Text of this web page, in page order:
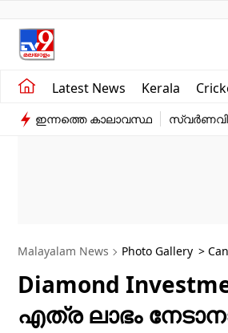
Latest News Kerala
Kerala
Indiaഇന്നത്തെ കാലാവസ്ഥ
Malayalam News Photo Gallery >
Diamond
എത്ര ലാഭം